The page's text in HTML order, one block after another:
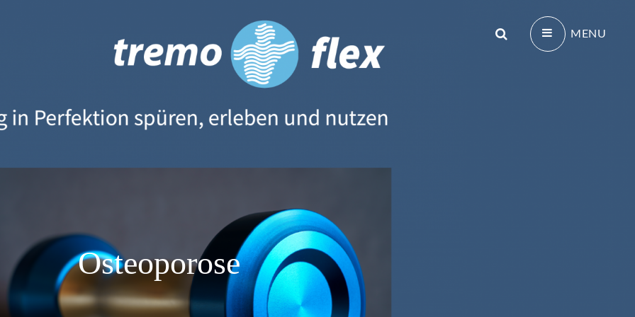
UND THERAPIE
Vorbeugung oder zur Parkinson Behandlung sowie als Trainingsergänzung im Leistungssport geeignet.
Search MENU
Osteoporose